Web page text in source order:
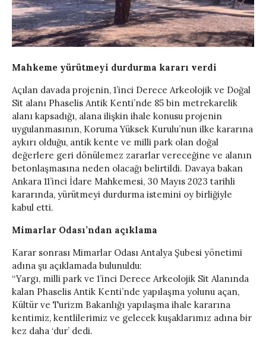
Mahkeme yürütmeyi durdurma kararı verdi
Açılan davada projenin, 1’inci Derece Arkeolojik ve Doğal
Sit alanı Phaselis Antik Kenti’nde 85 bin metrekarelik
alanı kapsadığı, alana ilişkin ihale konusu projenin
uygulanmasının, Koruma Yüksek Kurulu’nun ilke kararına
aykırı olduğu, antik kente ve milli park olan doğal
değerlere geri dönülemez zararlar vereceğine ve alanın
betonlaşmasına neden olacağı belirtildi. Davaya bakan
Ankara 11’inci İdare Mahkemesi, 30 Mayıs 2023 tarihli
kararında, yürütmeyi durdurma istemini oy birliğiyle
kabul etti.
Mimarlar Odası’ndan açıklama
Karar sonrası Mimarlar Odası Antalya Şubesi yönetimi
adına şu açıklamada bulunuldu:
“Yargı, milli park ve 1’inci Derece Arkeolojik Sit Alanında
kalan Phaselis Antik Kenti’nde yapılaşma yolunu açan,
Kültür ve Turizm Bakanlığı yapılaşma ihale kararına
kentimiz, kentlilerimiz ve gelecek kuşaklarımız adına bir
kez daha ‘dur’ dedi.